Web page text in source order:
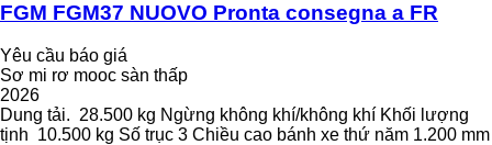
FGM FGM37 NUOVO Pronta consegna a FR
Yêu cầu báo giá
Sơ mi rơ mooc sàn thấp
2026
Dung tải. 28.500 kg Ngừng không khí/không khí Khối lượng
tịnh 10.500 kg Số trục 3 Chiều cao bánh xe thứ năm 1.200 mm